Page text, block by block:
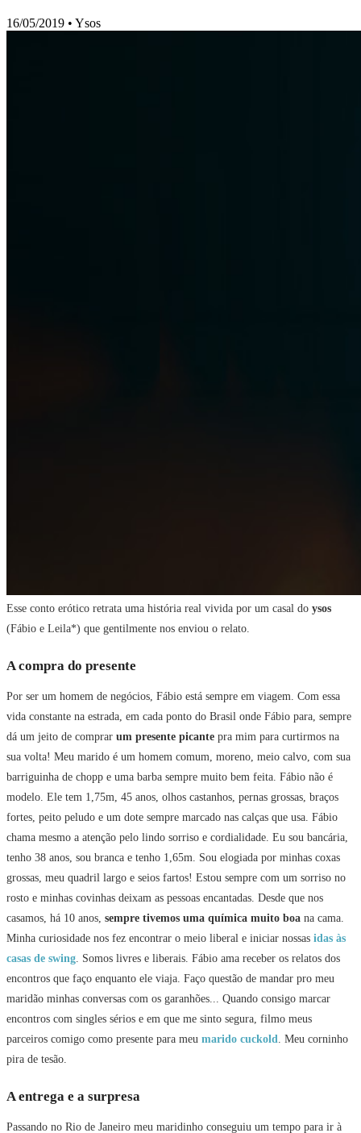
16/05/2019 • Ysos
Esse conto erótico retrata uma história real vivida por um casal do ysos
(Fábio e Leila*) que gentilmente nos enviou o relato.
A compra do presente
Por ser um homem de negócios, Fábio está sempre em viagem. Com essa
vida constante na estrada, em cada ponto do Brasil onde Fábio para, sempre
dá um jeito de comprar um presente picante pra mim para curtirmos na
sua volta! Meu marido é um homem comum, moreno, meio calvo, com sua
barriguinha de chopp e uma barba sempre muito bem feita. Fábio não é
modelo. Ele tem 1,75m, 45 anos, olhos castanhos, pernas grossas, braços
fortes, peito peludo e um dote sempre marcado nas calças que usa. Fábio
chama mesmo a atenção pelo lindo sorriso e cordialidade. Eu sou bancária,
tenho 38 anos, sou branca e tenho 1,65m. Sou elogiada por minhas coxas
grossas, meu quadril largo e seios fartos! Estou sempre com um sorriso no
rosto e minhas covinhas deixam as pessoas encantadas. Desde que nos
casamos, há 10 anos, sempre tivemos uma química muito boa na cama.
Minha curiosidade nos fez encontrar o meio liberal e iniciar nossas idas às
casas de swing . Somos livres e liberais. Fábio ama receber os relatos dos
encontros que faço enquanto ele viaja. Faço questão de mandar pro meu
maridão minhas conversas com os garanhões... Quando consigo marcar
encontros com singles sérios e em que me sinto segura, filmo meus
parceiros comigo como presente para meu marido cuckold . Meu corninho
pira de tesão.
A entrega e a surpresa
Passando no Rio de Janeiro meu maridinho conseguiu um tempo para ir à